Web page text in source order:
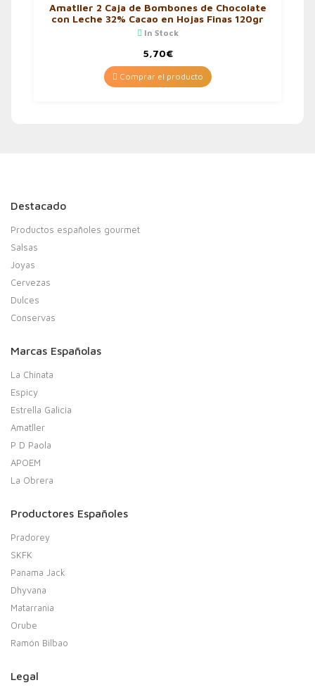
Amatller 2 Caja de Bombones de Chocolate
con Leche 32% Cacao en Hojas Finas 120gr
In Stock
5,70€
Comprar el producto
Destacado
Productos españoles gourmet
Salsas
Joyas
Cervezas
Dulces
Conservas
Marcas Españolas
La Chinata
Espicy
Estrella Galicia
Amatller
P D Paola
APOEM
La Obrera
Productores Españoles
Pradorey
SKFK
Panama Jack
Dhyvana
Matarrania
Orube
Ramón Bilbao
Legal